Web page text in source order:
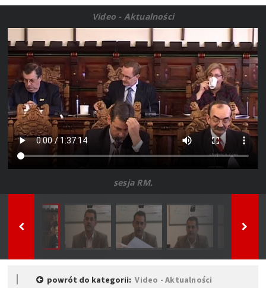
Video - Aktualności
sesja RM.
powrót do kategorii:Video - Aktualności